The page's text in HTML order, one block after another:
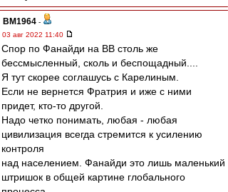
BM1964 -
03 авг 2022 11:40
Спор по Фанайди на ВВ столь же
бессмысленный, сколь и беспощадный....
Я тут скорее соглашусь с Карелиным.
Если не вернется Фратрия и иже с ними
придет, кто-то другой.
Надо четко понимать, любая - любая
цивилизация всегда стремится к усилению
контроля
над населением. Фанайди это лишь маленький
штришок в общей картине глобального